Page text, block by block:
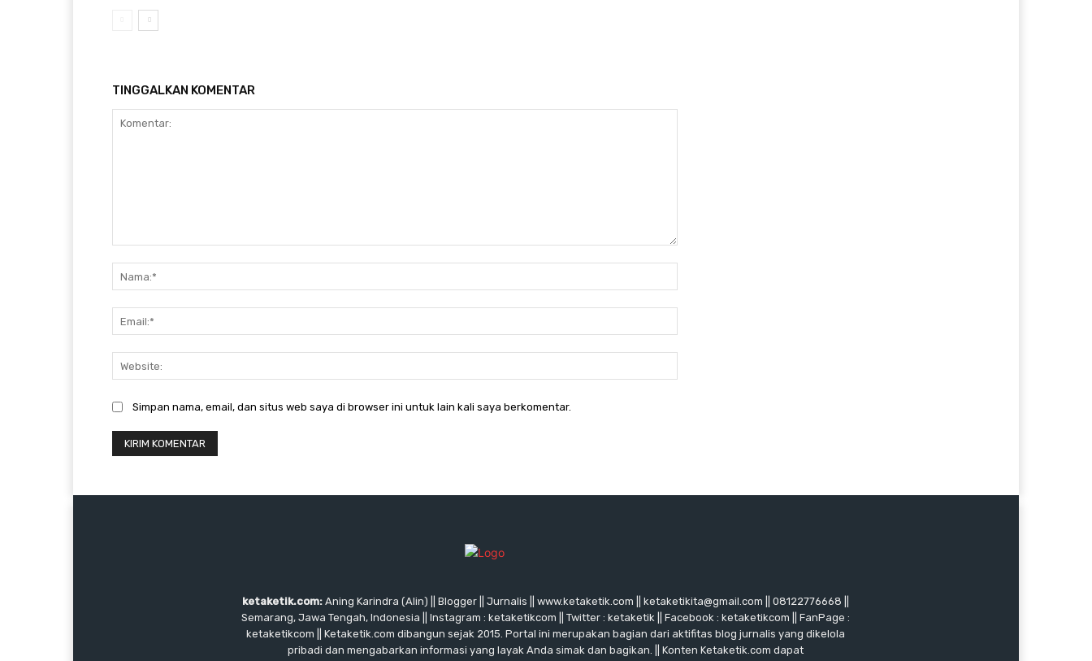
TINGGALKAN KOMENTAR
Simpan nama, email, dan situs web saya di browser ini untuk lain kali saya berkomentar.
ketaketik.com: Aning Karindra (Alin) || Blogger || Jurnalis || www.ketaketik.com || ketaketikita@gmail.com || 08122776668 ||
Semarang, Jawa Tengah, Indonesia || Instagram : ketaketikcom || Twitter : ketaketik || Facebook : ketaketikcom || FanPage :
ketaketikcom || Ketaketik.com dibangun sejak 2015. Portal ini merupakan bagian dari aktifitas blog jurnalis yang dikelola
pribadi dan mengabarkan informasi yang layak Anda simak dan bagikan. || Konten Ketaketik.com dapat